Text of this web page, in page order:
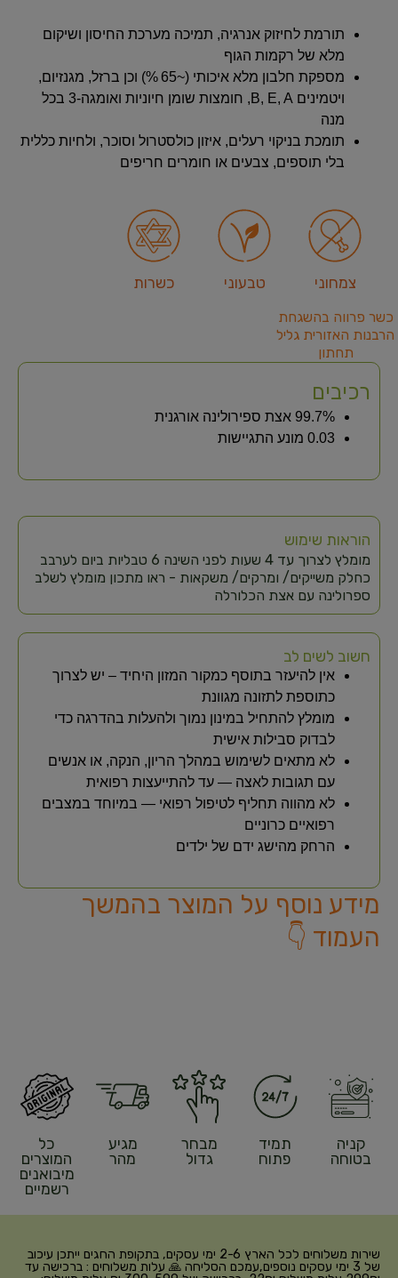
תורמת לחיזוק אנרגיה, תמיכה מערכת החיסון ושיקום
מלא של רקמות הגוף
מספקת חלבון מלא איכותי (~65 %) וכן ברזל, מגנזיום,
ויטמינים B, E, A, חומצות שומן חיוניות ואומגה‑3 בכל
מנה
תומכת בניקוי רעלים, איזון כולסטרול וסוכר, ולחיות כללית
בלי תוספים, צבעים או חומרים חריפים
צמחוני טבעוני כשרות
כשר פרווה בהשגחת
הרבנות האזורית גליל
תחתון
רכיבים
99.7% אצת ספירולינה אורגנית
0.03 מונע התגיישות
הוראות שימוש
מומלץ לצרוך עד 4 שעות לפני השינה 6 טבליות ביום לערבב
כחלק משייקים/ ומרקים/ משקאות - ראו מתכון מומלץ לשלב
ספרולינה עם אצת הכלורלה
חשוב לשים לב
אין להיעזר בתוסף כמקור המזון היחיד – יש לצרוך
כתוספת לתזונה מגוונת
מומלץ להתחיל במינון נמוך ולהעלות בהדרגה כדי
לבדוק סבילות אישית
לא מתאים לשימוש במהלך הריון, הנקה, או אנשים
עם תגובות לאצה — עד להתייעצות רפואית
לא מהווה תחליף לטיפול רפואי — במיוחד במצבים
רפואיים כרוניים
הרחק מהישג ידם של ילדים
מידע נוסף על המוצר בהמשך
העמוד 👇
קניה
בטוחה
תמיד
פתוח
מבחר
גדול
מגיע
מהר
כל
המוצרים
מיבואנים
רשמיים
שירות משלוחים לכל הארץ 2-6 ימי עסקים, בתקופת החגים ייתכן עיכוב
של 3 ימי עסקים נוספים,עמכם הסליחה 🙏 עלות משלוחים : ברכישה עד